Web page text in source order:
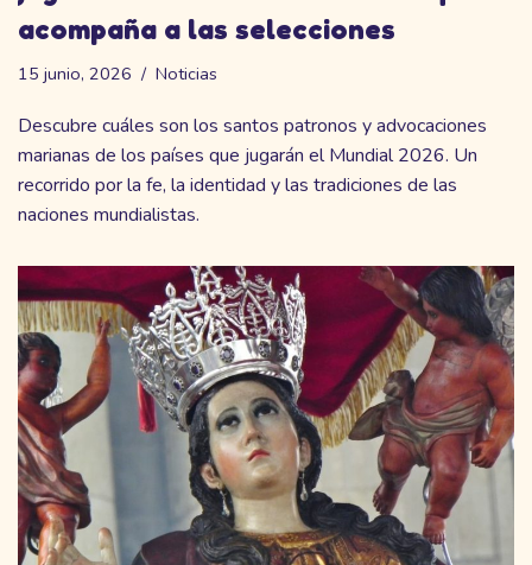
acompaña a las selecciones
15 junio, 2026 Noticias
Descubre cuáles son los santos patronos y advocaciones
marianas de los países que jugarán el Mundial 2026. Un
recorrido por la fe, la identidad y las tradiciones de las
naciones mundialistas.